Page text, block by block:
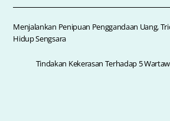
e
b
o
l s
A
p
e
Menjalankan Penipuan Penggandaan Uang, Trio
Hidup Sengsara
Tindakan Kekerasan Terhadap 5